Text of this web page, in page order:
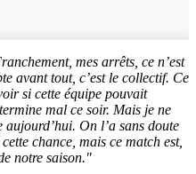
mes arrêts, ce n’est
avant tout, c’est le collectif. Ce
si cette équipe pouvait
mal ce soir. Mais je ne
aujourd’hui. On l’a sans doute
chance, mais ce match est,
notre saison."